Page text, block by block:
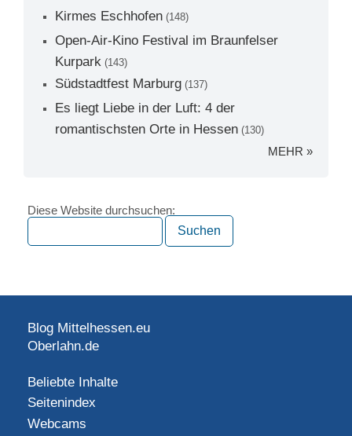
Kirmes Eschhofen (148)
Open-Air-Kino Festival im Braunfelser
Kurpark (143)
Südstadtfest Marburg (137)
Es liegt Liebe in der Luft: 4 der
romantischsten Orte in Hessen (130)
MEHR »
Diese Website durchsuchen:
Blog Mittelhessen.eu
Oberlahn.de
Beliebte Inhalte
Seitenindex
Webcams